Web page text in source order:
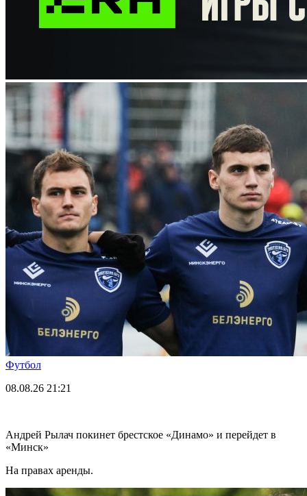
Футбол
08.08.26 21:21
Андрей Рылач покинет брестское «Динамо» и перейдет в
«Минск»
На правах аренды.